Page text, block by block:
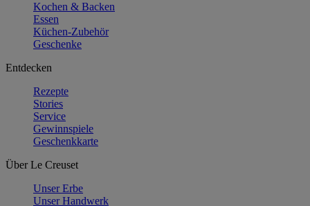
Kochen & Backen
Essen
Küchen-Zubehör
Geschenke
Entdecken
Rezepte
Stories
Service
Gewinnspiele
Geschenkkarte
Über Le Creuset
Unser Erbe
Unser Handwerk